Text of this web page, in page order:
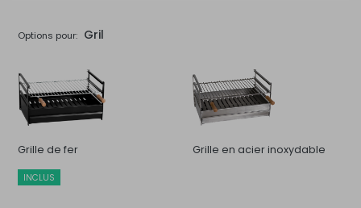
Options pour: Gril
Grille de fer
INCLUS
Grille en acier inoxydable